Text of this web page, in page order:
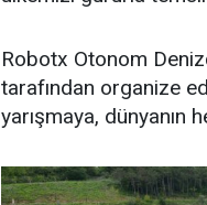
Robotx Otonom
tarafından organize
yarışmaya, dünyanın